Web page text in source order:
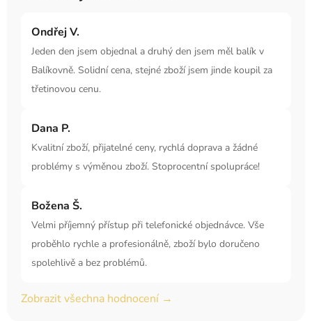
Ondřej V.
Jeden den jsem objednal a druhý den jsem měl balík v
Balíkovně. Solidní cena, stejné zboží jsem jinde koupil za
třetinovou cenu.
Dana P.
Kvalitní zboží, přijatelné ceny, rychlá doprava a žádné
problémy s výměnou zboží. Stoprocentní spolupráce!
Božena Š.
Velmi příjemný přístup při telefonické objednávce. Vše
proběhlo rychle a profesionálně, zboží bylo doručeno
spolehlivě a bez problémů.
Zobrazit všechna hodnocení →